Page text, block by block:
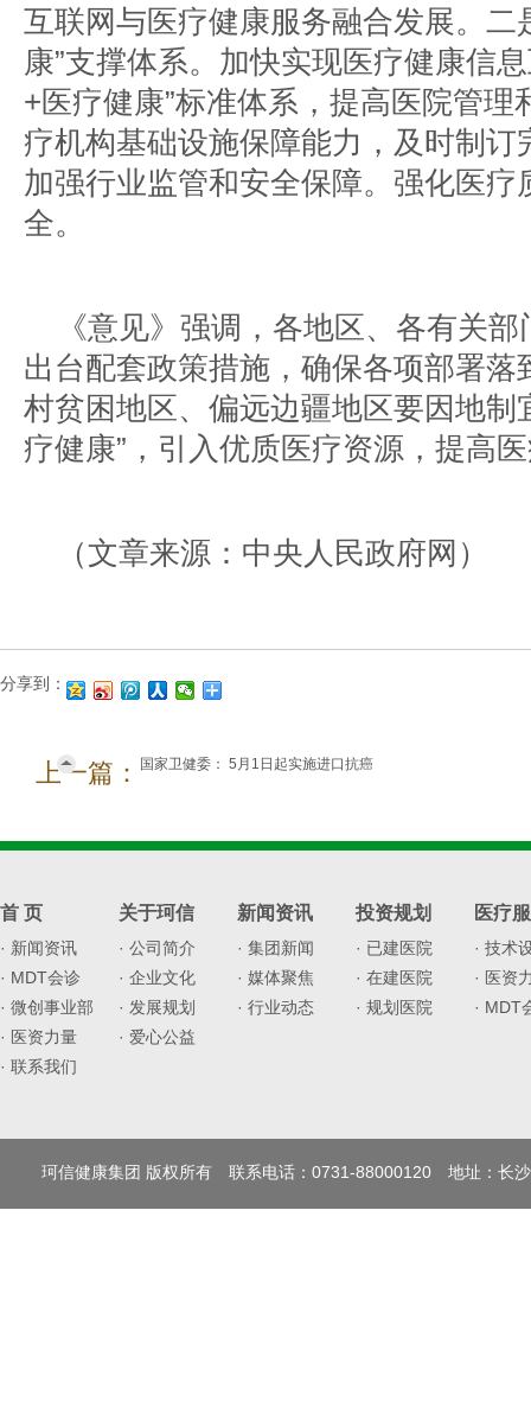
互联网与医疗健康服务融合发展。二
康”支撑体系。加快实现医疗健康信
+医疗健康”标准体系，提高医院管
疗机构基础设施保障能力，及时制
加强行业监管和安全保障。强化医疗
全。
《意见》强调，各地区、各有关
出台配套政策措施，确保各项部署
村贫困地区、偏远边疆地区要因地制
疗健康”，引入优质医疗资源，提高
（文章来源：中央人民政府网）
分享到：
上一篇：
国家卫健委： 5月1日起实施进口抗癌
首 页
· 新闻资讯
· MDT会诊
· 微创事业部
· 医资力量
· 联系我们
关于珂信
· 公司简介
· 企业文化
· 发展规划
· 爱心公益
新闻资讯
· 集团新闻
· 媒体聚焦
· 行业动态
投资规划
· 已建医院
· 在建医院
· 规划医院
医疗
· 技术
· 医资
· MDT
珂信健康集团 版权所有 联系电话：0731-88000120 地址：